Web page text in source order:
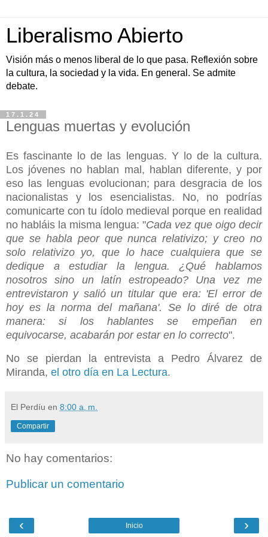
Liberalismo Abierto
Visión más o menos liberal de lo que pasa. Reflexión sobre
la cultura, la sociedad y la vida. En general. Se admite
debate.
17.1.24
Lenguas muertas y evolución
Es fascinante lo de las lenguas. Y lo de la cultura.
Los jóvenes no hablan mal, hablan diferente, y por
eso las lenguas evolucionan; para desgracia de los
nacionalistas y los esencialistas. No, no podrías
comunicarte con tu ídolo medieval porque en realidad
no habláis la misma lengua: "Cada vez que oigo decir
que se habla peor que nunca relativizo; y creo no
solo relativizo yo, que lo hace cualquiera que se
dedique a estudiar la lengua. ¿Qué hablamos
nosotros sino un latín estropeado? Una vez me
entrevistaron y salió un titular que era: 'El error de
hoy es la norma del mañana'. Se lo diré de otra
manera: si los hablantes se empeñan en
equivocarse, acabarán por estar en lo correcto".
No se pierdan la entrevista a Pedro Álvarez de
Miranda, el otro día en La Lectura.
El Perdíu en 8:00 a. m.
Compartir
No hay comentarios:
Publicar un comentario
‹ ›
Inicio